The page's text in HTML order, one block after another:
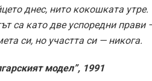
днес, нито кокошката утре.
са като две успоредни прави
си, но участта си — никога.
модел”, 1991